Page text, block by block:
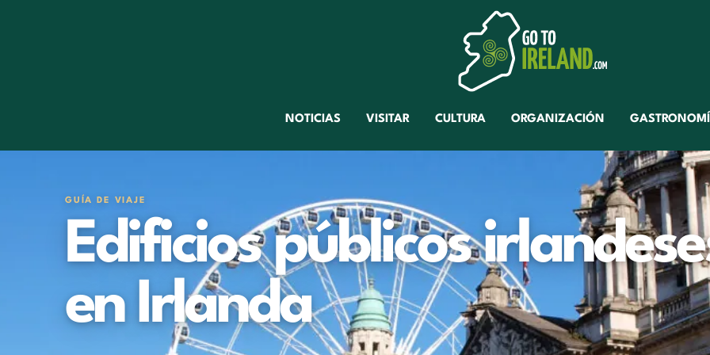
NOTICIAS VISITAR CULTURA ORGANIZACIÓN
GUÍA DE VIAJE
Edificios públicos
en Irlanda